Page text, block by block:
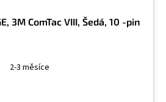
3M ComTac VIII, Šedá, 10 -pin
2-3 měsíce